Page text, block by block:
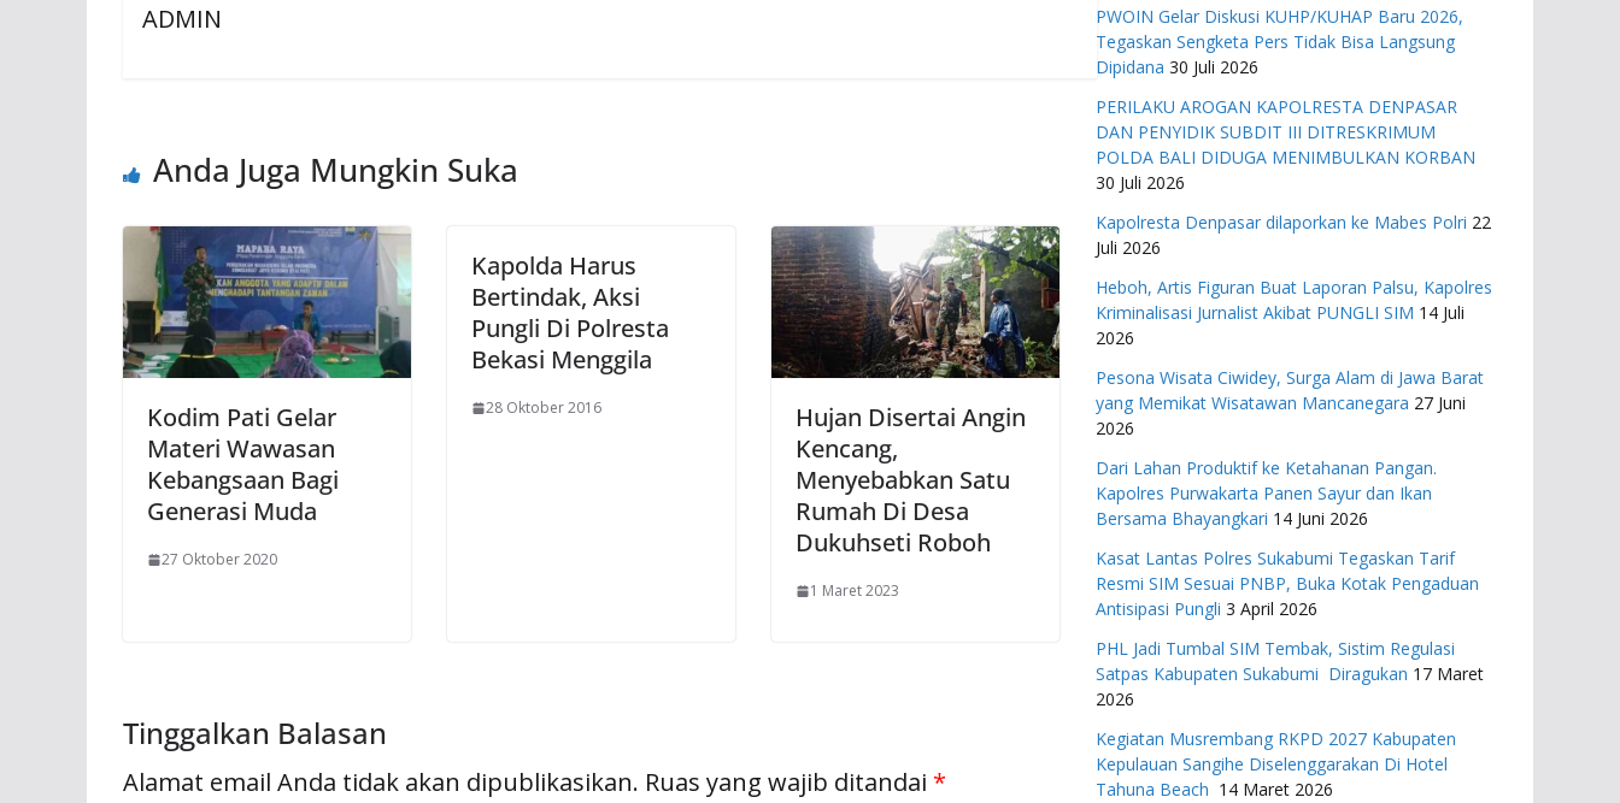
ADMIN
Anda Juga Mungkin Suka
Kodim Pati Gelar
Materi Wawasan
Kebangsaan Bagi
Generasi Muda
27 Oktober 2020
Kapolda Harus
Bertindak, Aksi
Pungli Di Polresta
Bekasi Menggila
28 Oktober 2016
Hujan Disertai Angin
Kencang,
Menyebabkan Satu
Rumah Di Desa
Dukuhseti Roboh
1 Maret 2023
Tinggalkan Balasan
Alamat email Anda tidak akan dipublikasikan. Ruas yang wajib ditandai *
PWOIN Gelar Diskusi KUHP/KUHAP Baru 2026,
Tegaskan Sengketa Pers Tidak Bisa Langsung
Dipidana 30 Juli 2026
PERILAKU AROGAN KAPOLRESTA DENPASAR
DAN PENYIDIK SUBDIT III DITRESKRIMUM
POLDA BALI DIDUGA MENIMBULKAN KORBAN
30 Juli 2026
Kapolresta Denpasar dilaporkan ke Mabes Polri 22
Juli 2026
Heboh, Artis Figuran Buat Laporan Palsu, Kapolres
Kriminalisasi Jurnalist Akibat PUNGLI SIM 14 Juli
2026
Pesona Wisata Ciwidey, Surga Alam di Jawa Barat
yang Memikat Wisatawan Mancanegara 27 Juni
2026
Dari Lahan Produktif ke Ketahanan Pangan.
Kapolres Purwakarta Panen Sayur dan Ikan
Bersama Bhayangkari 14 Juni 2026
Kasat Lantas Polres Sukabumi Tegaskan Tarif
Resmi SIM Sesuai PNBP, Buka Kotak Pengaduan
Antisipasi Pungli 3 April 2026
PHL Jadi Tumbal SIM Tembak, Sistim Regulasi
Satpas Kabupaten Sukabumi Diragukan 17 Maret
2026
Kegiatan Musrembang RKPD 2027 ​Kabupaten
Kepulauan Sangihe Diselenggarakan Di Hotel
Tahuna Beach 14 Maret 2026